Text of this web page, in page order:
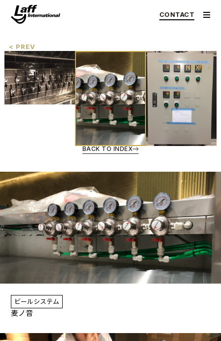
CONTACT
< PREV
NEXT >
BACK TO INDEX
ビールシステム
麦ノ音